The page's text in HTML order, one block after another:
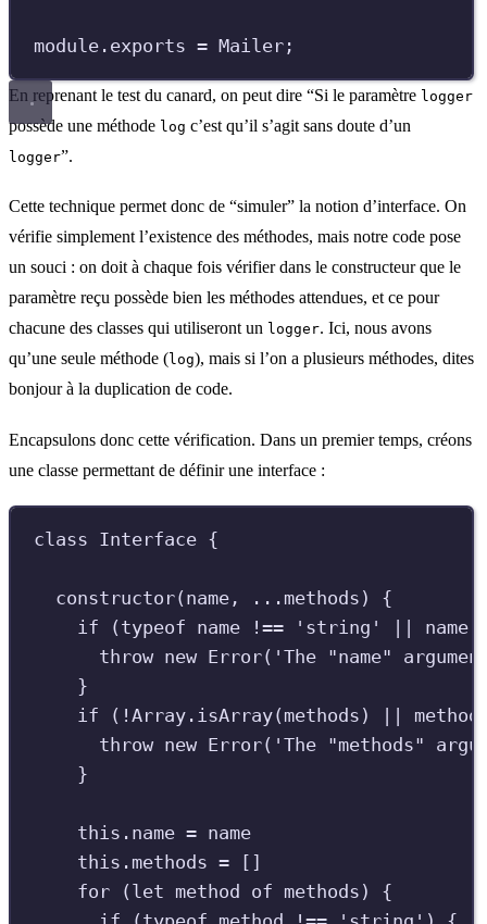
module . exports = Mailer ;
En reprenant le test du canard, on peut dire “Si le paramètre logger
possède une méthode log c’est qu’il s’agit sans doute d’un
logger”.
Cette technique permet donc de “simuler” la notion d’interface. On
vérifie simplement l’existence des méthodes, mais notre code pose
un souci : on doit à chaque fois vérifier dans le constructeur que le
paramètre reçu possède bien les méthodes attendues, et ce pour
chacune des classes qui utiliseront un logger. Ici, nous avons
qu’une seule méthode (log), mais si l’on a plusieurs méthodes, dites
bonjour à la duplication de code.
Encapsulons donc cette vérification. Dans un premier temps, créons
une classe permettant de définir une interface :
class Interface {
constructor( name , ... methods )
{
if
( typeof name !== ' string ' || name
throw new Error( 'The "name"
}
if
( !Array . isArray( methods ) ||
throw new Error( 'The "methods"
}
this . name = name
this . methods =
[]
for
( let method of methods )
{